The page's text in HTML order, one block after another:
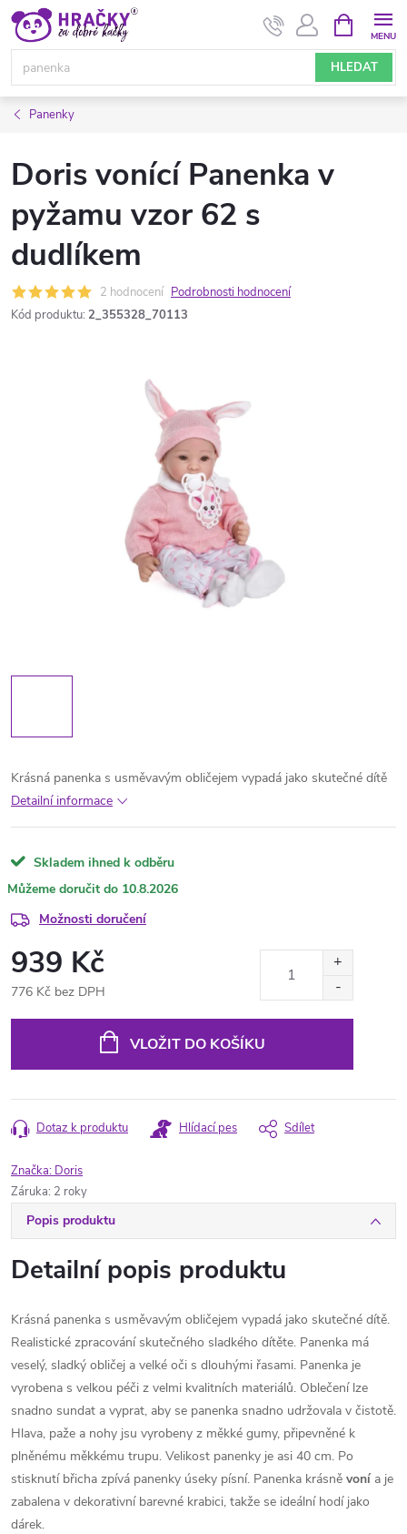
Přejít
obsah
HLEDAT
NÁKUPNÍ
KOŠÍK
Panenky
Doris vonící Panenka v
pyžamu vzor 62 s
dudlíkem
2 hodnocení Podrobnosti hodnocení
Kód produktu: 2_355328_70113
Krásná panenka s usměvavým obličejem vypadá jako skutečné dítě
Detailní informace
Skladem ihned k odběru
10.8.2026
Možnosti doručení
939 Kč
776 Kč bez DPH
VLOŽIT DO KOŠÍKU
Dotaz k produktu Hlídací pes Sdílet
Značka: Doris
Záruka: 2 roky
Popis produktu
Detailní popis produktu
Krásná panenka s usměvavým obličejem vypadá jako skutečné dítě.
Realistické zpracování skutečného sladkého dítěte. Panenka má
veselý, sladký obličej a velké oči s dlouhými řasami. Panenka je
vyrobena s velkou péči z velmi kvalitních materiálů. Oblečení lze
snadno sundat a vyprat, aby se panenka snadno udržovala v čistotě.
Hlava, paže a nohy jsu vyrobeny z měkké gumy, připevněné k
plněnému měkkému trupu. Velikost panenky je asi 40 cm. Po
stisknutí břicha zpívá panenky úseky písní. Panenka krásně voní a je
zabalena v dekorativní barevné krabici, takže se ideální hodí jako
dárek.